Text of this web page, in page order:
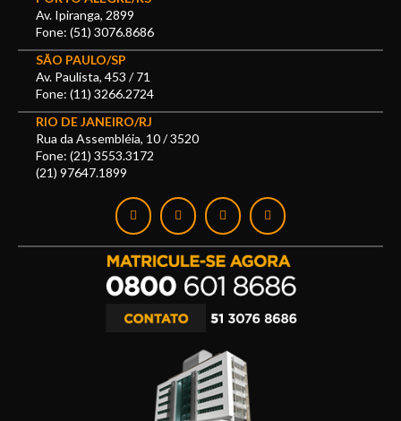
Av. Ipiranga, 2899
Fone: (51) 3076.8686
SÃO PAULO/SP
Av. Paulista, 453 / 71
Fone: (11) 3266.2724
RIO DE JANEIRO/RJ
Rua da Assembléia, 10 / 3520
Fone: (21) 3553.3172
(21) 97647.1899